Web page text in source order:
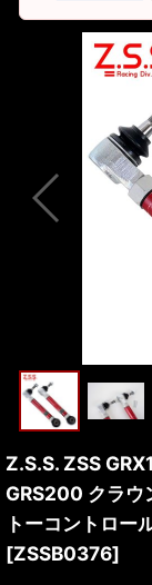
Z.S.S. ZSS
GRS200 クラウ
トーコントロー
[ZSSB0376]